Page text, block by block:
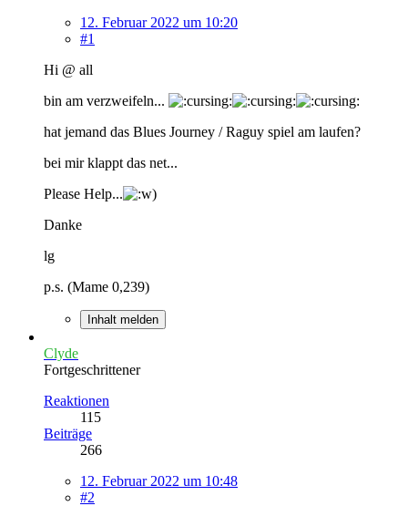
12. Februar 2022 um 10:20
#1
Hi @ all
bin am verzweifeln...
hat jemand das Blues Journey / Raguy spiel am laufen?
bei mir klappt das net...
Please Help...
Danke
lg
p.s. (Mame 0,239)
Inhalt melden
Clyde
Fortgeschrittener
Reaktionen
115
Beiträge
266
12. Februar 2022 um 10:48
#2